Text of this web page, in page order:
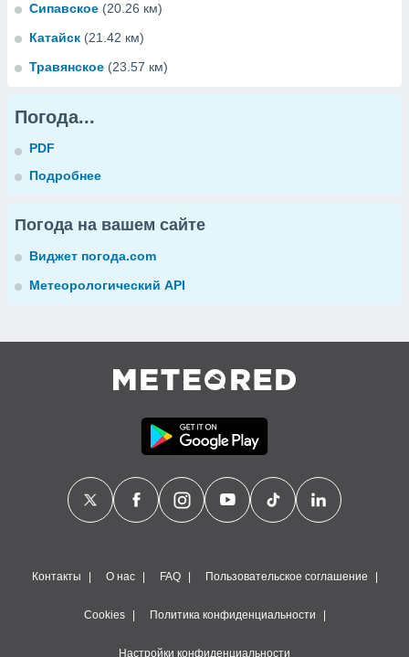
Сипавское (20.26 км)
Катайск (21.42 км)
Травянское (23.57 км)
Погода...
PDF
Подробнее
Погода на вашем сайте
Виджет погода.com
Метеорологический API
Контакты О нас FAQ Пользовательское соглашение
Cookies Политика конфиденциальности
Настройки конфиденциальности